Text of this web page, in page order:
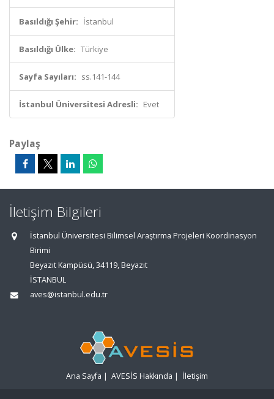
Basıldığı Şehir: İstanbul
Basıldığı Ülke: Türkiye
Sayfa Sayıları: ss.141-144
İstanbul Üniversitesi Adresli: Evet
Paylaş
İletişim Bilgileri
İstanbul Üniversitesi Bilimsel Araştırma Projeleri Koordinasyon
Birimi
Beyazıt Kampüsü, 34119, Beyazıt
İSTANBUL
aves@istanbul.edu.tr
Ana Sayfa | AVESİS Hakkında | İletişim